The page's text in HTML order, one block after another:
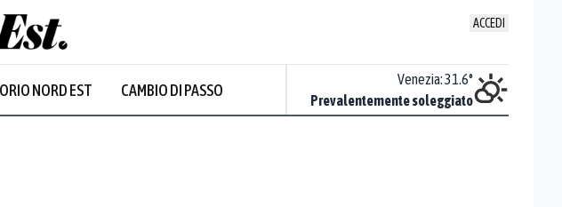
ACCEDI
NORD EST CAMBIO DI PASSO
Sereno
Venezia:31.6°
Prevalentemente soleggiato